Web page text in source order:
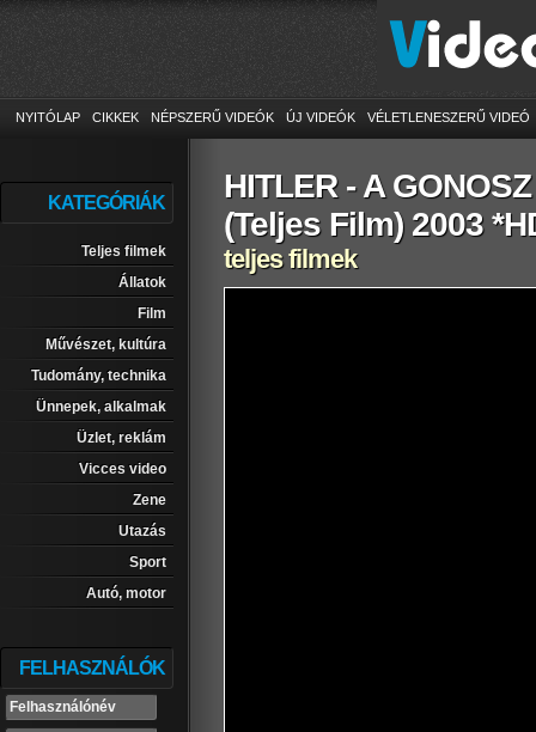
NYITÓLAP CIKKEK NÉPSZERŰ VIDEÓK ÚJ VIDEÓK VÉLETLENESZERŰ VIDEÓ
KATEGÓRIÁK
Teljes filmek
Állatok
Film
Művészet, kultúra
Tudomány, technika
Ünnepek, alkalmak
Üzlet, reklám
Vicces video
Zene
Utazás
Sport
Autó, motor
FELHASZNÁLÓK
HITLER - A
(Teljes Film) 2003
teljes filmek